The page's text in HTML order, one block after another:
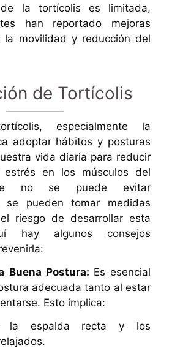
la tortícolis es limitada,
han reportado mejoras
la movilidad y reducción del
de Tortícolis
especialmente la
adoptar hábitos y posturas
vida diaria para reducir
en los músculos del
no se puede evitar
se pueden tomar medidas
riesgo de desarrollar esta
hay algunos consejos
Buena Postura: Es esencial
adecuada tanto al estar
Esto implica:
la espalda recta y los